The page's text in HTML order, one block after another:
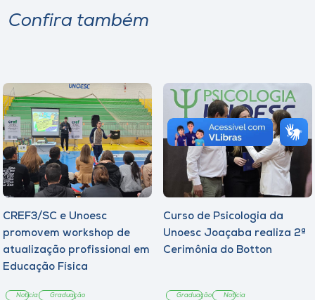
Confira também
CREF3/SC e Unoesc
promovem workshop de
atualização profissional em
Educação Física
Notícia Graduação
Curso de Psicologia da
Unoesc Joaçaba realiza 2ª
Cerimônia do Botton
Graduação Notícia